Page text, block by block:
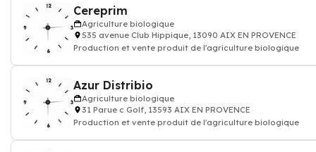
Cereprim
Agriculture biologique
535 avenue Club Hippique, 13090 AIX EN PROVENCE
Production et vente produit de l'agriculture biologique
Azur Distribio
Agriculture biologique
31 Parue c Golf, 13593 AIX EN PROVENCE
Production et vente produit de l'agriculture biologique